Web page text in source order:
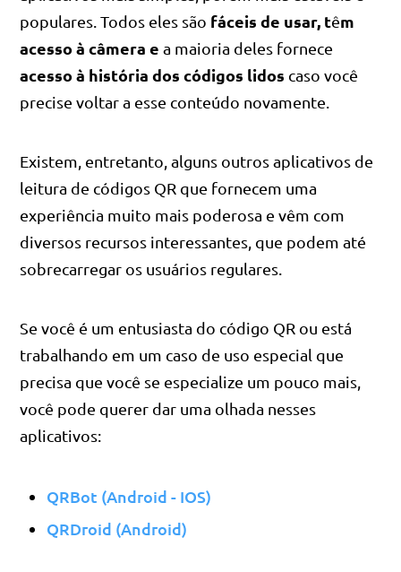
populares. Todos eles são fáceis de usar, têm
acesso à câmera e a maioria deles fornece
acesso à história dos códigos lidos caso você
precise voltar a esse conteúdo novamente.
Existem, entretanto, alguns outros aplicativos de
leitura de códigos QR que fornecem uma
experiência muito mais poderosa e vêm com
diversos recursos interessantes, que podem até
sobrecarregar os usuários regulares.
Se você é um entusiasta do código QR ou está
trabalhando em um caso de uso especial que
precisa que você se especialize um pouco mais,
você pode querer dar uma olhada nesses
aplicativos:
QRBot (Android - IOS)
QRDroid (Android)